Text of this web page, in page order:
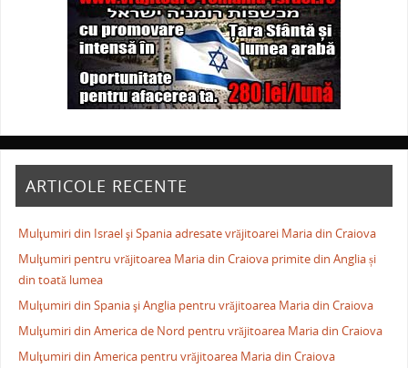
ARTICOLE RECENTE
Mulţumiri din Israel şi Spania adresate vrăjitoarei Maria din Craiova
Mulţumiri pentru vrăjitoarea Maria din Craiova primite din Anglia și
din toată lumea
Mulţumiri din Spania şi Anglia pentru vrăjitoarea Maria din Craiova
Mulţumiri din America de Nord pentru vrăjitoarea Maria din Craiova
Mulţumiri din America pentru vrăjitoarea Maria din Craiova